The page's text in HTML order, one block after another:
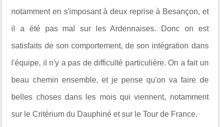
notamment en s'imposant à deux reprise à Besançon, et
il a été pas mal sur les Ardennaises. Donc on est
satisfaits de son comportement, de son intégration dans
l'équipe, il n'y a pas de difficulté particulière. On a fait un
beau chemin ensemble, et je pense qu'on va faire de
belles choses dans les mois qui viennent, notamment
sur le Critérium du Dauphiné et sur le Tour de France.